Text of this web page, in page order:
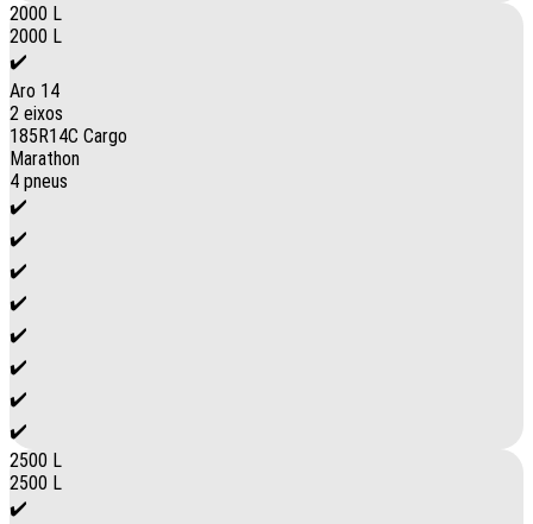
2000 L
2000 L
✔️
Aro 14
2 eixos
185R14C Cargo
Marathon
4 pneus
✔️
✔️
✔️
✔️
✔️
✔️
✔️
✔️
2500 L
2500 L
✔️